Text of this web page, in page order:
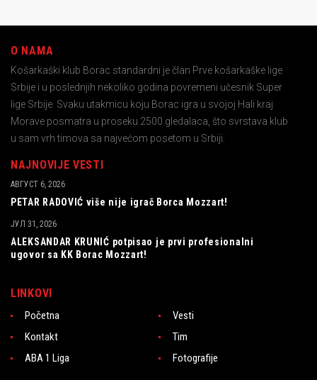
O NAMA
Košarkaški klub Borac standardni je član Prve košarkaške lige
Srbije i u poslednjih nekoliko godina povremeni učesnik Super
lige Srbije. Svaku utakmicu koju Borac igra u svojoj Hali kraj
Morave posmatra u proseku 2500 gledalaca, što svrstava klub
u sam vrh timova sa najvećom posetom u Srbiji.
NAJNOVIJE VESTI
PETAR RADOVIĆ više nije igrač Borca Mozzart!
АВГУСТ 6, 2026
ALEKSANDAR KRUNIĆ potpisao je prvi profesionalni
ugovor sa KK Borac Mozzart!
ЈУЛ 31, 2026
LINKOVI
Početna
Vesti
Kontakt
Tim
ABA 1 Liga
Fotografije